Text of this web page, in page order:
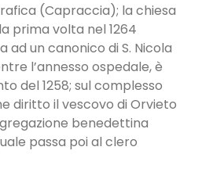
(Capraccia); la chiesa
prima volta nel 1264
ad un canonico di S. Nicola
l’annesso ospedale, è
del 1258; sul complesso
diritto il vescovo di Orvieto
benedettina
passa poi al clero